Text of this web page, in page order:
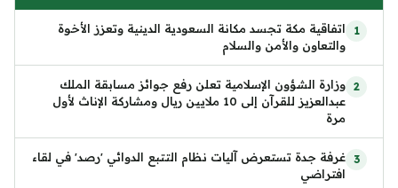
اتفاقية مكة تجسد مكانة السعودية الدينية وتعزز الأخوة
والتعاون والأمن والسلام
وزارة الشؤون الإسلامية تعلن رفع جوائز مسابقة الملك
عبدالعزيز للقرآن إلى 10 ملايين ريال ومشاركة الإناث لأول
مرة
غرفة جدة تستعرض آليات نظام التتبع الدوائي 'رصد' في لقاء
افتراضي